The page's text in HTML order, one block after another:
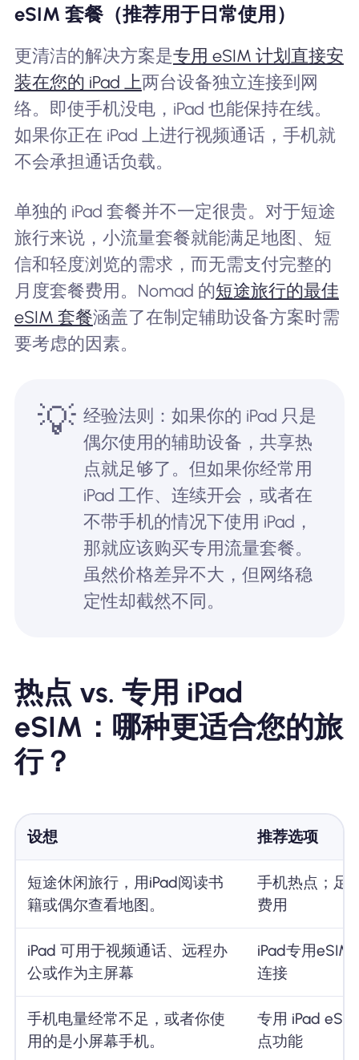
eSIM 套餐（推荐用于日常使用）
更清洁的解决方案是专用 eSIM 计划直接安
装在您的 iPad 上两台设备独立连接到网
络。即使手机没电，iPad 也能保持在线。
如果你正在 iPad 上进行视频通话，手机就
不会承担通话负载。
单独的 iPad 套餐并不一定很贵。对于短途
旅行来说，小流量套餐就能满足地图、短
信和轻度浏览的需求，而无需支付完整的
月度套餐费用。Nomad 的短途旅行的最佳
eSIM 套餐涵盖了在制定辅助设备方案时需
要考虑的因素。
💡 经验法则：如果你的 iPad 只是
偶尔使用的辅助设备，共享热
点就足够了。但如果你经常用
iPad 工作、连续开会，或者在
不带手机的情况下使用 iPad，
那就应该购买专用流量套餐。
虽然价格差异不大，但网络稳
定性却截然不同。
热点 vs. 专用 iPad
eSIM：哪种更适合您的旅
行？
设想 推荐选项
短途休闲旅行，用iPad阅读书
籍或偶尔查看地图。
手机热点；足
费用
iPad 可用于视频通话、远程办
公或作为主屏幕
iPad专用eSIM
连接
手机电量经常不足，或者你使
用的是小屏幕手机。
专用 iPad
点功能